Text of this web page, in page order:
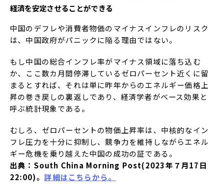
経済を安定させることができる
中国のデフレや消費者物価のマイナスインフレのリスク
は、中国政府がパニックに陥る理由ではない。
もし中国の総合インフレ率がマイナス領域に落ち込む
か、ここ数カ月間停滞しているゼロパーセント近くに留
まるとすれば、それは単に昨年からのエネルギー価格上
昇の巻き戻しの裏返しであり、経済学者がベース効果と
呼ぶ統計現象である。
むしろ、ゼロパーセントの物価上昇率は、中核的なイン
フレ圧力を十分に抑制し、競争力を維持しながらエネル
ギー危機を乗り越えた中国の成功の証である。
出典：South China Morning Post(2023年７月17日
22:00)。詳細はこちらから。